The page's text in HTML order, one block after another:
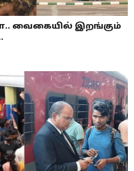
வைகையில் இறங்கும்